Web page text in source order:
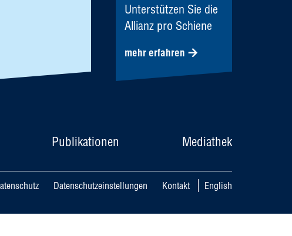
Publikationen Mediathek
Datenschutzeinstellungen Kontakt English
Unterstützen Sie die
Allianz pro Schiene
mehr erfahren